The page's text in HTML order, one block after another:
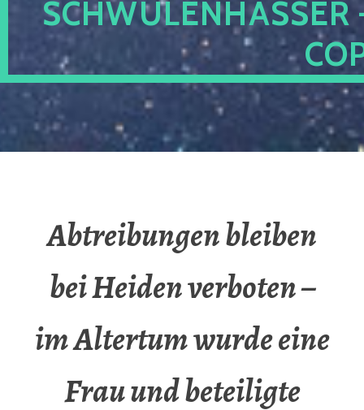
CHWULENHASSER
Abtreibungen bleiben
bei Heiden verboten –
im Altertum wurde eine
Frau und beteiligte